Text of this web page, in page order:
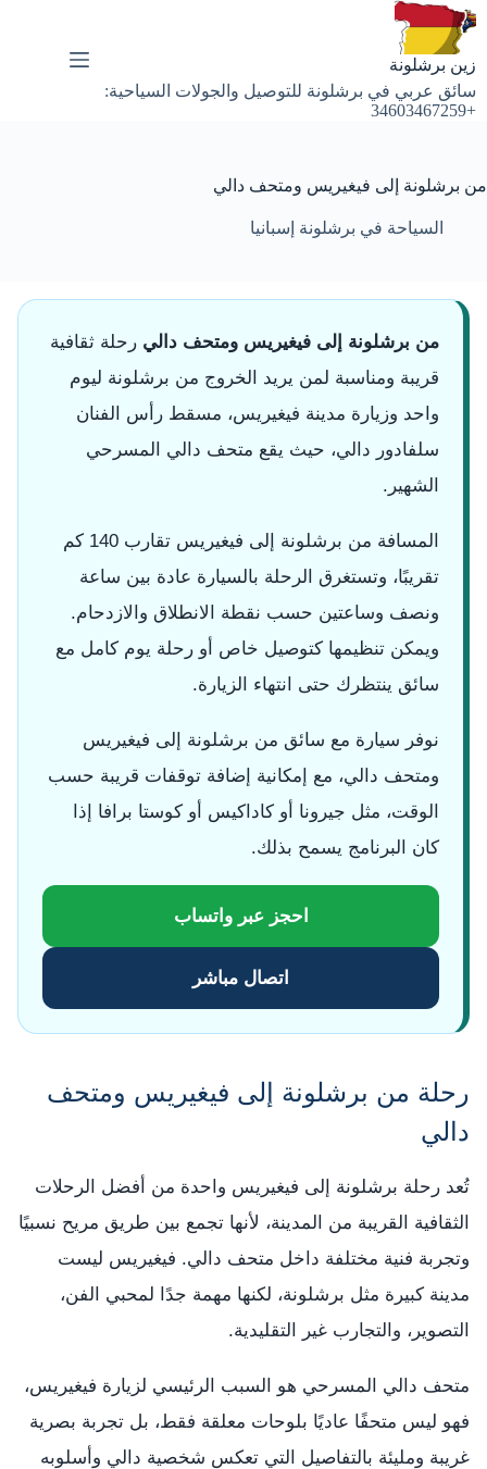
التجاوز
إلى
المحتوى
زين برشلونة
سائق عربي في برشلونة للتوصيل والجولات السياحية:
+34603467259
من برشلونة إلى فيغيريس ومتحف دالي
السياحة في برشلونة إسبانيا
من برشلونة إلى فيغيريس ومتحف دالي رحلة ثقافية
قريبة ومناسبة لمن يريد الخروج من برشلونة ليوم
واحد وزيارة مدينة فيغيريس، مسقط رأس الفنان
سلفادور دالي، حيث يقع متحف دالي المسرحي
الشهير.
المسافة من برشلونة إلى فيغيريس تقارب 140 كم
تقريبًا، وتستغرق الرحلة بالسيارة عادة بين ساعة
ونصف وساعتين حسب نقطة الانطلاق والازدحام.
ويمكن تنظيمها كتوصيل خاص أو رحلة يوم كامل مع
سائق ينتظرك حتى انتهاء الزيارة.
نوفر سيارة مع سائق من برشلونة إلى فيغيريس
ومتحف دالي، مع إمكانية إضافة توقفات قريبة حسب
الوقت، مثل جيرونا أو كاداكيس أو كوستا برافا إذا
كان البرنامج يسمح بذلك.
احجز عبر واتساب
اتصال مباشر
رحلة من برشلونة إلى فيغيريس ومتحف
دالي
تُعد رحلة برشلونة إلى فيغيريس واحدة من أفضل الرحلات
الثقافية القريبة من المدينة، لأنها تجمع بين طريق مريح نسبيًا
وتجربة فنية مختلفة داخل متحف دالي. فيغيريس ليست
مدينة كبيرة مثل برشلونة، لكنها مهمة جدًا لمحبي الفن،
التصوير، والتجارب غير التقليدية.
متحف دالي المسرحي هو السبب الرئيسي لزيارة فيغيريس،
فهو ليس متحفًا عاديًا بلوحات معلقة فقط، بل تجربة بصرية
غريبة ومليئة بالتفاصيل التي تعكس شخصية دالي وأسلوبه